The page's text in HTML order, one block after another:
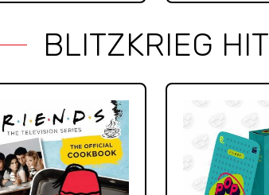
BLITZKRIEG HIT